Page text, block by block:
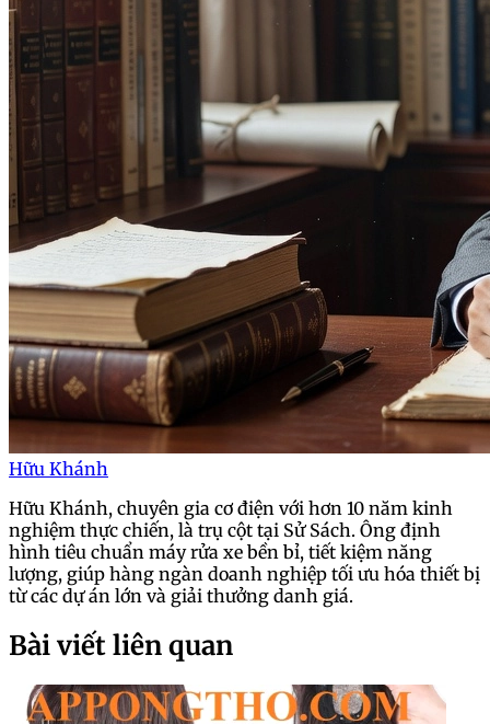
Hữu Khánh
Hữu Khánh, chuyên gia cơ điện với hơn 10 năm kinh
nghiệm thực chiến, là trụ cột tại Sử Sách. Ông định
hình tiêu chuẩn máy rửa xe bền bỉ, tiết kiệm năng
lượng, giúp hàng ngàn doanh nghiệp tối ưu hóa thiết bị
từ các dự án lớn và giải thưởng danh giá.
Bài viết liên quan